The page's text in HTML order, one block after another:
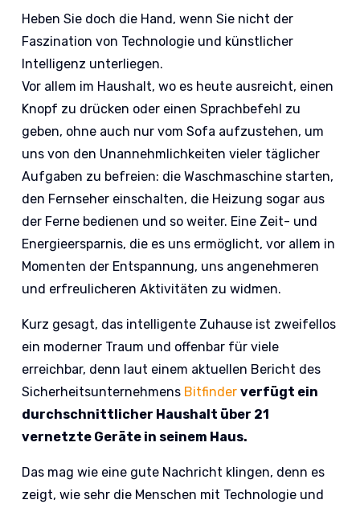
Heben Sie doch die Hand, wenn Sie nicht der
Faszination von Technologie und künstlicher
Intelligenz unterliegen.
Vor allem im Haushalt, wo es heute ausreicht, einen
Knopf zu drücken oder einen Sprachbefehl zu
geben, ohne auch nur vom Sofa aufzustehen, um
uns von den Unannehmlichkeiten vieler täglicher
Aufgaben zu befreien: die Waschmaschine starten,
den Fernseher einschalten, die Heizung sogar aus
der Ferne bedienen und so weiter. Eine Zeit- und
Energieersparnis, die es uns ermöglicht, vor allem in
Momenten der Entspannung, uns angenehmeren
und erfreulicheren Aktivitäten zu widmen.
Kurz gesagt, das intelligente Zuhause ist zweifellos
ein moderner Traum und offenbar für viele
erreichbar, denn laut einem aktuellen Bericht des
Sicherheitsunternehmens Bitfinder verfügt ein
durchschnittlicher Haushalt über 21
vernetzte Geräte in seinem Haus.
Das mag wie eine gute Nachricht klingen, denn es
zeigt, wie sehr die Menschen mit Technologie und